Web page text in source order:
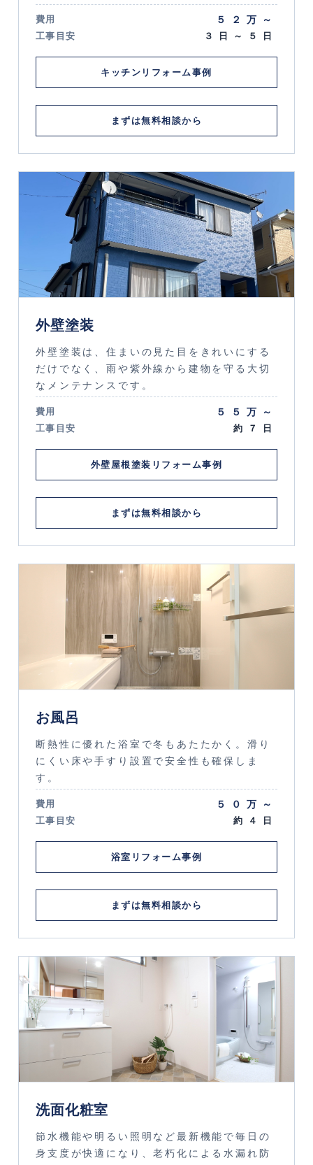
費用 ５２万～
工事目安 ３日～５日
キッチンリフォーム事例
まずは無料相談から
外壁塗装
外壁塗装は、住まいの見た目をきれいにする
だけでなく、雨や紫外線から建物を守る大切
なメンテナンスです。
費用 ５５万～
工事目安 約７日
外壁屋根塗装リフォーム事例
まずは無料相談から
お風呂
断熱性に優れた浴室で冬もあたたかく。滑り
にくい床や手すり設置で安全性も確保しま
す。
費用 ５０万～
工事目安 約４日
浴室リフォーム事例
まずは無料相談から
洗面化粧室
節水機能や明るい照明など最新機能で毎日の
身支度が快適になり、老朽化による水漏れ防